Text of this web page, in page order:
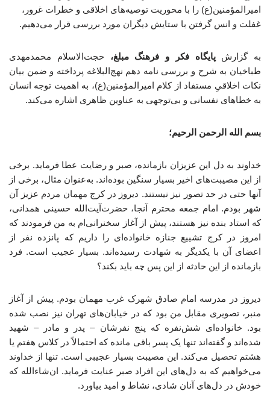
امیرالمؤمنین(ع) را با محوریت توصیه‌های اخلاقی و خطرات غرور،
غفلت و انس گرفتن با ستایش دیگران مورد بررسی قرار می‌دهیم.
به گزارشپایگاه فکر و فرهنگ مبلغ، حجت‌الاسلام محمدمهدی
طباخیان به شرح و بررسی نامه دهم نهج‌البلاغه پرداخته و ضمن بیان
نکات اخلاقیِ مستفاد از کلام امیرالمؤمنین(ع)، به اهمیت توجه انسان
به خطاهای نفسانی و بی‌توجهی به عناوین ظاهری اشاره می‌کند.
بسم الله الرحمن الرحیم؛
خداوند به دل این عزیزان بازمانده، صبر و رضایت عطا فرماید. برخی
از این مصیبت‌های اخیر بسیار سنگین بوده‌اند. به‌عنوان مثال، برخی از
آنها حتی در حد تصور نیز نیستند. دیروز در کرج مهمان مردم عزیز آن
شهر بودم. امام جمعه محترم آنجا، حضرت‌آیت‌الله حسینی همدانی،
که استاد بنده نیز هستند، پیش از آغاز سخنرانی‌ام به من فرمودند که
امروز در کرج تشییع جنازه خانواده‌ای را داریم که پانزده نفر از
اعضای آن با یکدیگر به شهادت رسیده‌اند. بسیار عجیب است. فرد
بازمانده از این حادثه از این پس چه باید بکند؟
دیروز در مدرسه امام صادق شهرک غرب مهمان بودم. پیش از آغاز
منبر، تصویری مقابل من بود که در خیابان‌های تهران نیز نصب شده
بود. خانواده‌ای شش‌نفره که پنج نفرشان – پدر و مادر – شهید
شده‌اند و گفته‌اند تنها یک پسر باقی مانده که احتمالاً در کلاس هفتم یا
هشتم تحصیل می‌کند. این مصیبت بسیار عجیبی است. تنها از خداوند
می‌خواهیم که به دل‌های این افراد صبر عنایت فرماید. ان‌شاءالله که
خودش در دل‌های آنان شادی، نشاط و امید بیاورد.